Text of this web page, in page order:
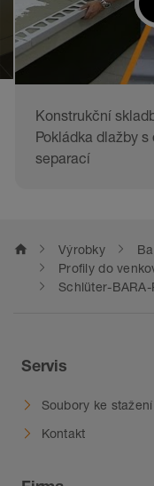
Konstrukční
Pokládka dlažby
separací
home Výrobky
Profily do
Schlüter-BARA-
Servis
Soubory ke stažení
Kontakt